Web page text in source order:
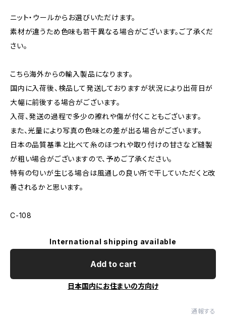
ニット・ウールからお選びいただけます。
素材が違うため色味も若干異なる場合がございます。ご了承くだ
さい。
こちら海外からの輸入製品になります。
国内に入荷後、検品して発送しておりますが状況により出荷日が
大幅に前後する場合がございます。
入荷、発送の過程で多少の擦れや傷が付くこともございます。
また、光量により写真の色味との差が出る場合がございます。
日本の品質基準と比べて糸のほつれや取り付けの甘さなど縫製
が粗い場合がございますので、予めご了承ください。
特有の匂いが生じる場合は風通しの良い所で干していただくと改
善されるかと思います。
C-108
International shipping available
Add to cart
日本国内にお住まいの方向け
通報する